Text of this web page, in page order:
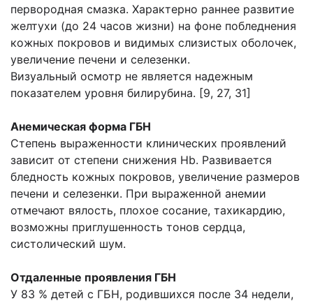
первородная смазка. Характерно раннее развитие
желтухи (до 24 часов жизни) на фоне побледнения
кожных покровов и видимых слизистых оболочек,
увеличение печени и селезенки.
Визуальный осмотр не является надежным
показателем уровня билирубина. [9, 27, 31]
Анемическая форма ГБН
Степень выраженности клинических проявлений
зависит от степени снижения Нb. Развивается
бледность кожных покровов, увеличение размеров
печени и селезенки. При выраженной анемии
отмечают вялость, плохое сосание, тахикардию,
возможны приглушенность тонов сердца,
систолический шум.
Отдаленные проявления ГБН
У 83 % детей с ГБН, родившихся после 34 недели,